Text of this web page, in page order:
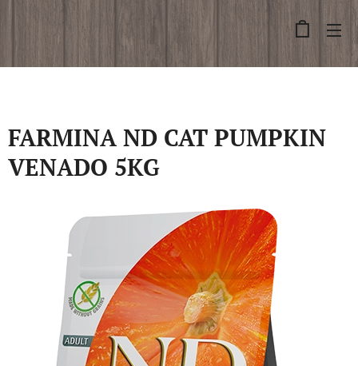
FARMINA ND CAT PUMPKIN
VENADO 5KG